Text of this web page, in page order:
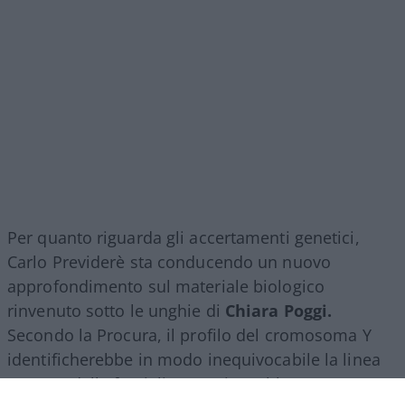
Per quanto riguarda gli accertamenti genetici,
Carlo Previderè sta conducendo un nuovo
approfondimento sul materiale biologico
rinvenuto sotto le unghie di Chiara Poggi.
Secondo la Procura, il profilo del cromosoma Y
identificherebbe in modo inequivocabile la linea
paterna della famiglia Sempio. Sebbene, ma